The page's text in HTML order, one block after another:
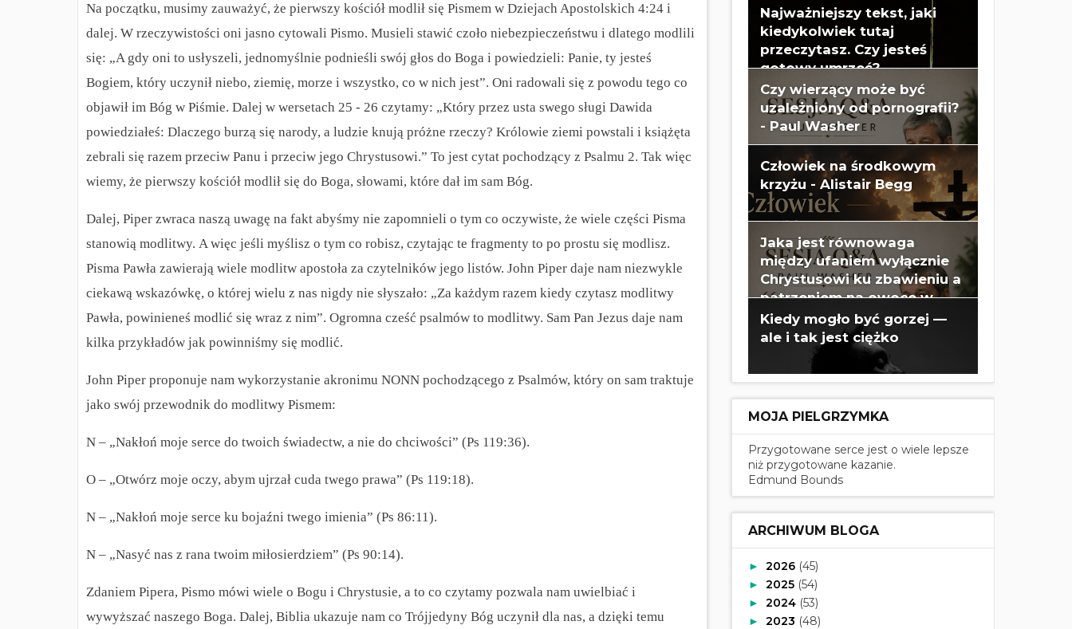
Na początku, musimy zauważyć, że pierwszy kościół modlił się Pismem w Dziejach Apostolskich 4:24 i
dalej. W rzeczywistości oni jasno cytowali Pismo. Musieli stawić czoło niebezpieczeństwu i dlatego modlili
się: „A gdy oni to usłyszeli, jednomyślnie podnieśli swój głos do Boga i powiedzieli: Panie, ty jesteś
Bogiem, który uczynił niebo, ziemię, morze i wszystko, co w nich jest”. Oni radowali się z powodu tego co
objawił im Bóg w Piśmie. Dalej w wersetach 25 - 26 czytamy: „Który przez usta swego sługi Dawida
powiedziałeś: Dlaczego burzą się narody, a ludzie knują próżne rzeczy? Królowie ziemi powstali i książęta
zebrali się razem przeciw Panu i przeciw jego Chrystusowi.” To jest cytat pochodzący z Psalmu 2. Tak więc
wiemy, że pierwszy kościół modlił się do Boga, słowami, które dał im sam Bóg.
Dalej, Piper zwraca naszą uwagę na fakt abyśmy nie zapomnieli o tym co oczywiste, że wiele części Pisma
stanowią modlitwy. A więc jeśli myślisz o tym co robisz, czytając te fragmenty to po prostu się modlisz.
Pisma Pawła zawierają wiele modlitw apostoła za czytelników jego listów. John Piper daje nam niezwykle
ciekawą wskazówkę, o której wielu z nas nigdy nie słyszało: „Za każdym razem kiedy czytasz modlitwy
Pawła, powinieneś modlić się wraz z nim”. Ogromna cześć psalmów to modlitwy. Sam Pan Jezus daje nam
kilka przykładów jak powinniśmy się modlić.
John Piper proponuje nam wykorzystanie akronimu NONN pochodzącego z Psalmów, który on sam traktuje
jako swój przewodnik do modlitwy Pismem:
N – „Nakłoń moje serce do twoich świadectw, a nie do chciwości” (Ps 119:36).
O – „Otwórz moje oczy, abym ujrzał cuda twego prawa” (Ps 119:18).
N – „Nakłoń moje serce ku bojaźni twego imienia” (Ps 86:11).
N – „Nasyć nas z rana twoim miłosierdziem” (Ps 90:14).
Zdaniem Pipera, Pismo mówi wiele o Bogu i Chrystusie, a to co czytamy pozwala nam uwielbiać i
wywyższać naszego Boga. Dalej, Biblia ukazuje nam co Trójjedyny Bóg uczynił dla nas, a dzięki temu
Najważniejszy tekst, jaki
kiedykolwiek tutaj
przeczytasz. Czy jesteś
gotowy umrzeć?
Czy wierzący może być
uzależniony od pornografii?
- Paul Washer
Człowiek na środkowym
krzyżu - Alistair Begg
Jaka jest równowaga
między ufaniem wyłącznie
Chrystusowi ku zbawieniu a
patrzeniem na owoce w
swoim życiu? - Paul Washer
Kiedy mogło być gorzej —
ale i tak jest ciężko
MOJA PIELGRZYMKA
Przygotowane serce jest o wiele lepsze
niż przygotowane kazanie.
Edmund Bounds
ARCHIWUM BLOGA
► 2026 (45)
► 2025 (54)
► 2024 (53)
► 2023 (48)